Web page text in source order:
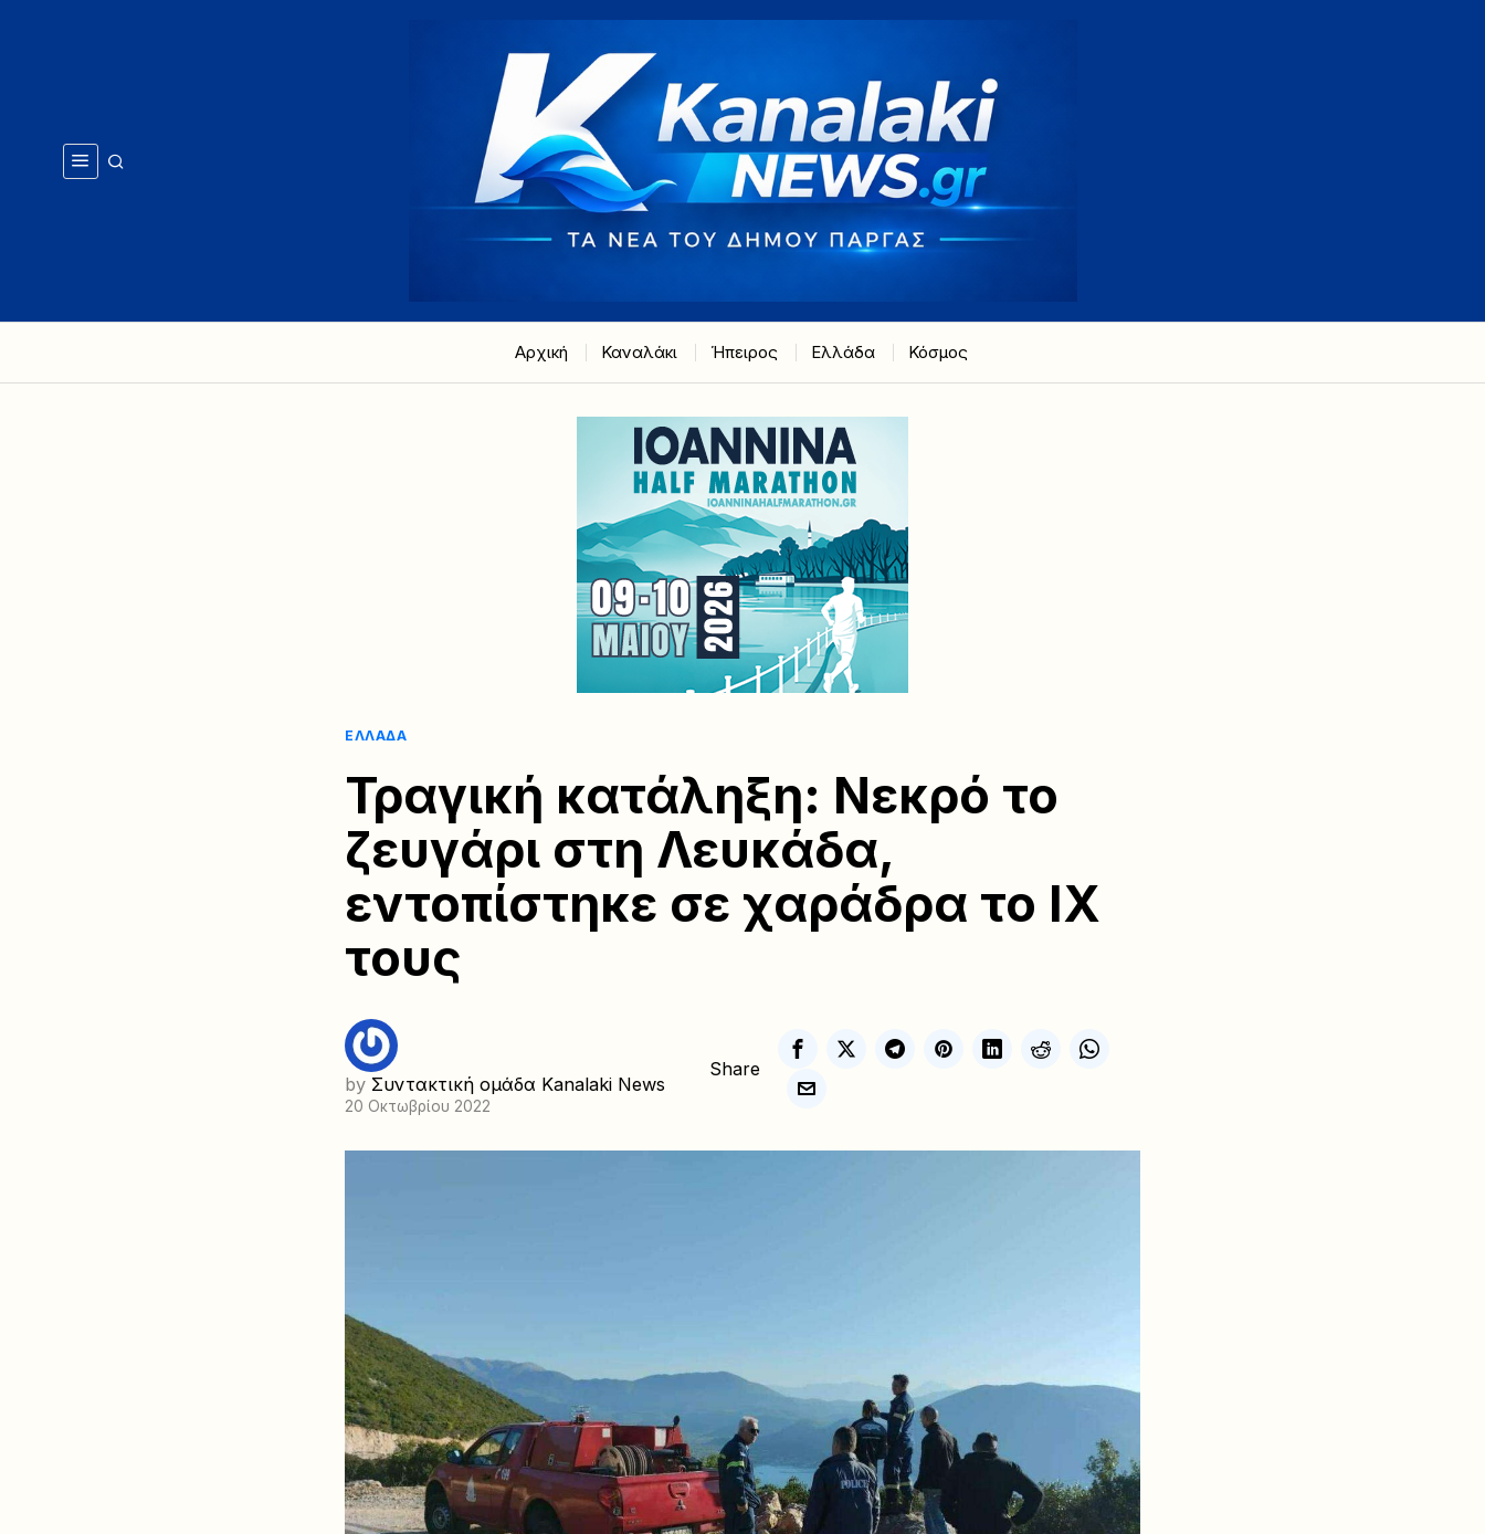
Αρχική Καναλάκι Ήπειρος Ελλάδα Κόσμος
ΕΛΛΆΔΑ
Τραγική κατάληξη: Νεκρό το
ζευγάρι στη Λευκάδα,
εντοπίστηκε σε χαράδρα το ΙΧ
τους
by Συντακτική ομάδα Kanalaki News
20 Οκτωβρίου 2022
Share